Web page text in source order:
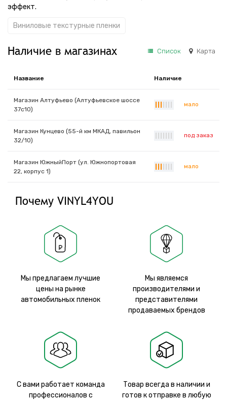
эффект.
Виниловые текстурные пленки
Наличие в магазинах Список Карта
Название Наличие
Магазин Алтуфьево (Алтуфьевское шоссе
37с10)
мало
Магазин Кунцево (55-й км МКАД, павильон
32/10)
под заказ
Магазин ЮжныйПорт (ул. Южнопортовая
22, корпус 1)
мало
Почему VINYL4YOU
Мы предлагаем лучшие
цены на рынке
автомобильных пленок
Мы являемся
производителями и
представителями
продаваемых брендов
С вами работает команда
профессионалов с
Товар всегда в наличии и
готов к отправке в любую